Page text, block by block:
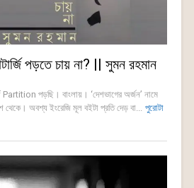
পড়তে চায় না? || সুমন রহমান
পড়ছি। বাংলায়। ‘দেশভাগের অর্জন’ নামে
থেকে। অবশ্য ইংরেজি মূল বইটা প্রতি দেড় বা... পুরোটা